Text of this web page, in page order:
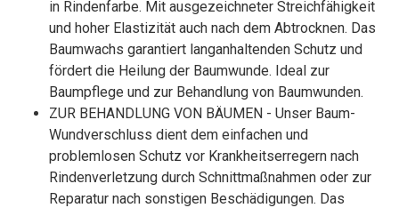
in Rindenfarbe. Mit ausgezeichneter Streichfähigkeit
und hoher Elastizität auch nach dem Abtrocknen. Das
Baumwachs garantiert langanhaltenden Schutz und
fördert die Heilung der Baumwunde. Ideal zur
Baumpflege und zur Behandlung von Baumwunden.
ZUR BEHANDLUNG VON BÄUMEN - Unser Baum-
Wundverschluss dient dem einfachen und
problemlosen Schutz vor Krankheitserregern nach
Rindenverletzung durch Schnittmaßnahmen oder zur
Reparatur nach sonstigen Beschädigungen. Das